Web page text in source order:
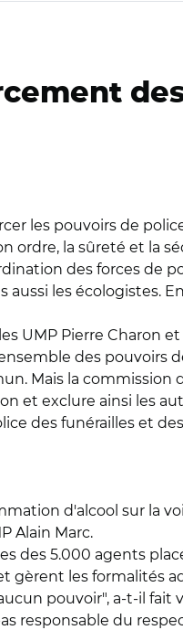
les pouvoirs de
ordre, la sûreté et la
des forces de
les écologistes.
UMP Pierre Charon
des pouvoirs
Mais la commission
et exclure ainsi les
des funérailles et
d'alcool sur la
Alain Marc.
des 5.000 agents
gèrent les formalités
pouvoir", a-t-il fait
responsable du